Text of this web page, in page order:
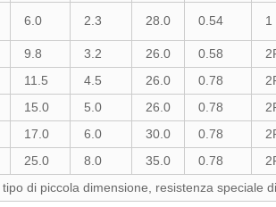
6.0 2.3 28.0 0.54 1
9.8 3.2 26.0 0.58
11.5 4.5 26.0 0.78
15.0 5.0 26.0 0.78
17.0 6.0 30.0 0.78
25.0 8.0 35.0 0.78
di piccola dimensione, resistenza speciale